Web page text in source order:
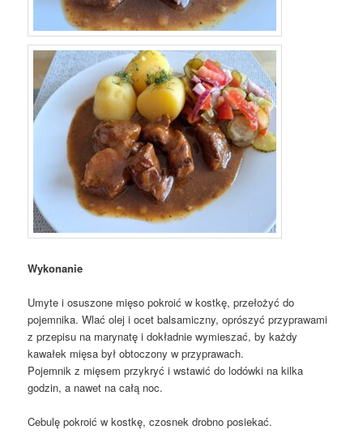
Wykonanie
Umyte i osuszone mięso pokroić w kostkę, przełożyć do
pojemnika. Wlać olej i ocet balsamiczny, oprószyć przyprawami
z przepisu na marynatę i dokładnie wymieszać, by każdy
kawałek mięsa był obtoczony w przyprawach.
Pojemnik z mięsem przykryć i wstawić do lodówki na kilka
godzin, a nawet na całą noc.
Cebulę pokroić w kostkę, czosnek drobno posiekać.